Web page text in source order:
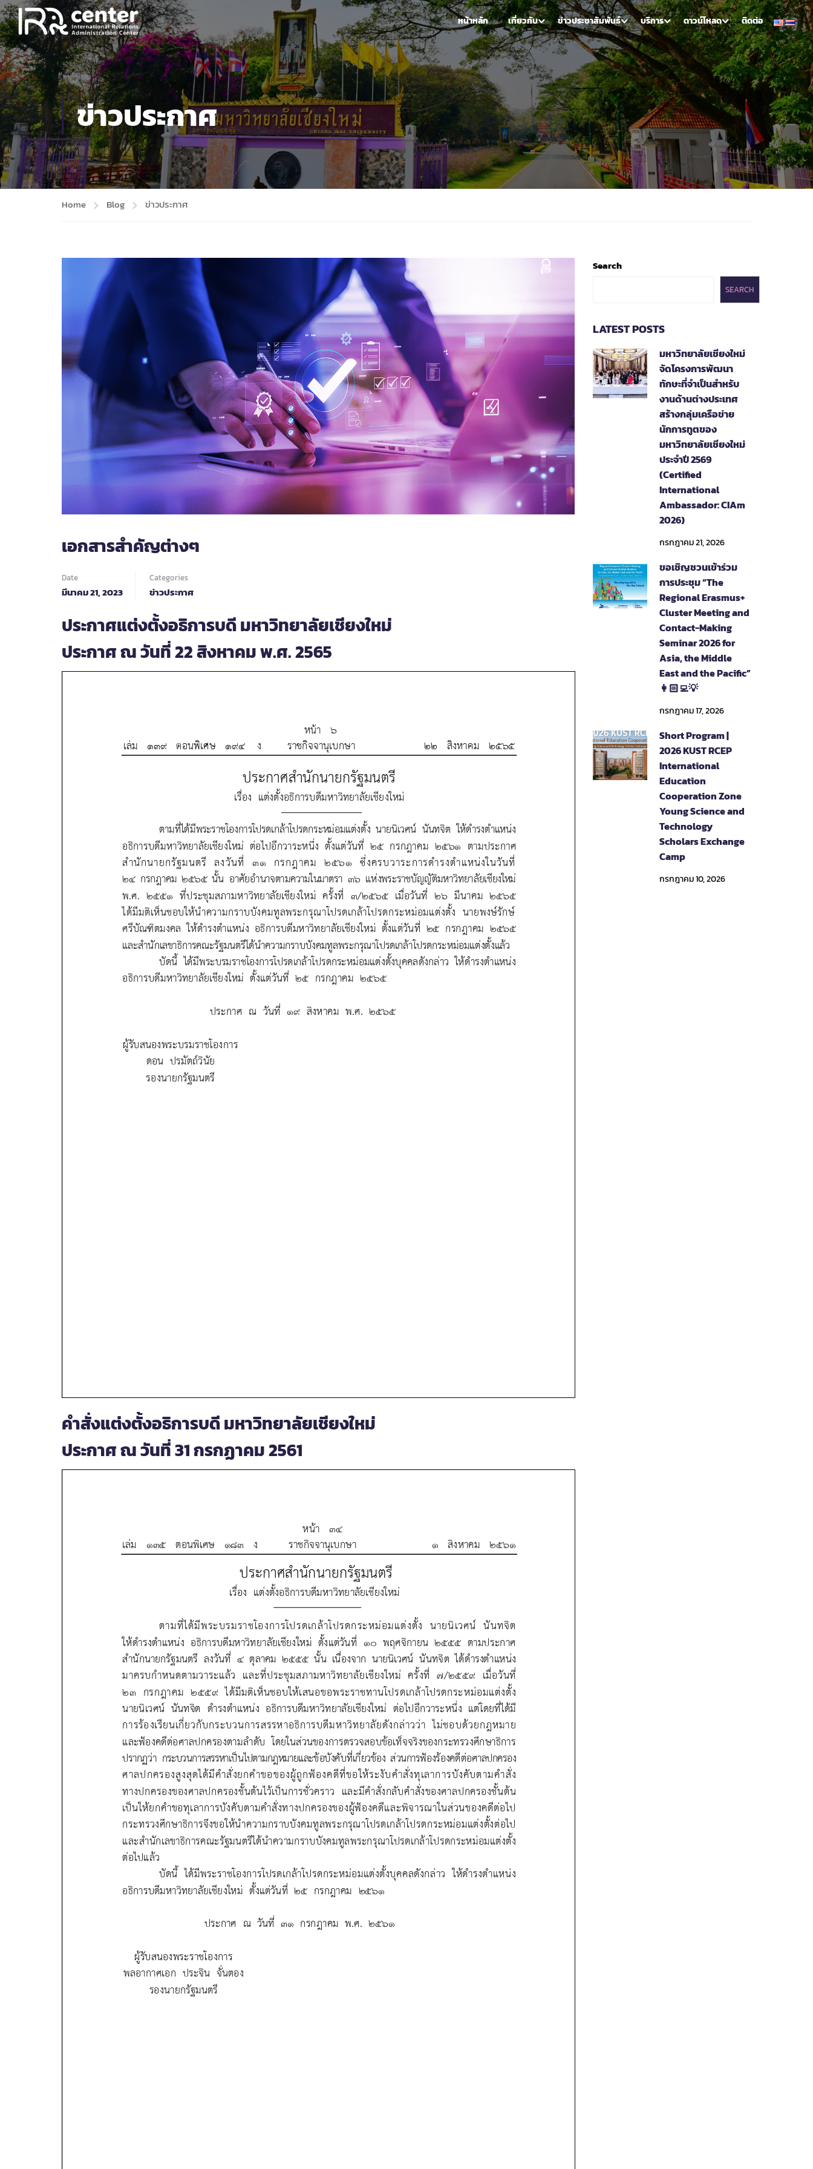
หน้าหลัก เกี่ยวกับ ข่าวประชาสัมพันธ์ บริการ ดาวน์โหลด ติดต่อ
ข่าวประกาศ
Home Blog ข่าวประกาศ
เอกสารสำคัญต่างๆ
Date
มีนาคม 21, 2023
Categories
ข่าวประกาศ
ประกาศแต่งตั้งอธิการบดี มหาวิทยาลัยเชียงใหม่
ประกาศ ณ วันที่ 22 สิงหาคม พ.ศ. 2565
คำสั่งแต่งตั้งอธิการบดี มหาวิทยาลัยเชียงใหม่
ประกาศ ณ วันที่ 31 กรกฏาคม 2561
Search
SEARCH
LATEST POSTS
มหาวิทยาลัยเชียงใหม่
จัดโครงการพัฒนา
ทักษะที่จำเป็นสำหรับ
งานด้านต่างประเทศ
สร้างกลุ่มเครือข่าย
นักการทูตของ
มหาวิทยาลัยเชียงใหม่
ประจำปี 2569
(Certified
International
Ambassador: CIAm
2026)
กรกฎาคม 21, 2026
ขอเชิญชวนเข้าร่วม
การประชุม “The
Regional Erasmus+
Cluster Meeting and
Contact-Making
Seminar 2026 for
Asia, the Middle
East and the Pacific”
👩🏻‍💻💡
กรกฎาคม 17, 2026
Short Program |
2026 KUST RCEP
International
Education
Cooperation Zone
Young Science and
Technology
Scholars Exchange
Camp
กรกฎาคม 10, 2026